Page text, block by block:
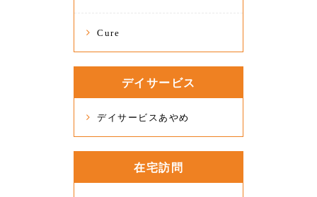
Cure
デイサービス
デイサービスあやめ
在宅訪問